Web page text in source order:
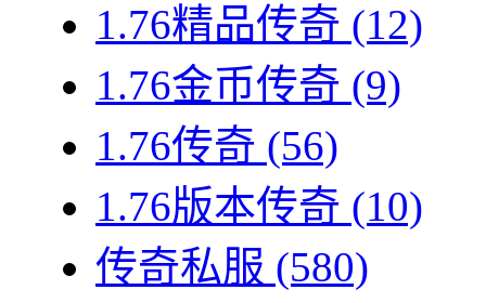
1.76精品传奇 (12)
1.76金币传奇 (9)
1.76传奇 (56)
1.76版本传奇 (10)
传奇私服 (580)